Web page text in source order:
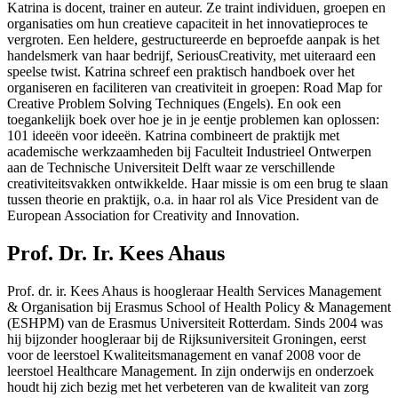
Katrina is docent, trainer en auteur. Ze traint individuen, groepen en
organisaties om hun creatieve capaciteit in het innovatieproces te
vergroten. Een heldere, gestructureerde en beproefde aanpak is het
handelsmerk van haar bedrijf, SeriousCreativity, met uiteraard een
speelse twist. Katrina schreef een praktisch handboek over het
organiseren en faciliteren van creativiteit in groepen: Road Map for
Creative Problem Solving Techniques (Engels). En ook een
toegankelijk boek over hoe je in je eentje problemen kan oplossen:
101 ideeën voor ideeën. Katrina combineert de praktijk met
academische werkzaamheden bij Faculteit Industrieel Ontwerpen
aan de Technische Universiteit Delft waar ze verschillende
creativiteitsvakken ontwikkelde. Haar missie is om een brug te slaan
tussen theorie en praktijk, o.a. in haar rol als Vice President van de
European Association for Creativity and Innovation.
Prof. Dr. Ir. Kees Ahaus
Prof. dr. ir. Kees Ahaus is hoogleraar Health Services Management
& Organisation bij Erasmus School of Health Policy & Management
(ESHPM) van de Erasmus Universiteit Rotterdam. Sinds 2004 was
hij bijzonder hoogleraar bij de Rijksuniversiteit Groningen, eerst
voor de leerstoel Kwaliteitsmanagement en vanaf 2008 voor de
leerstoel Healthcare Management. In zijn onderwijs en onderzoek
houdt hij zich bezig met het verbeteren van de kwaliteit van zorg